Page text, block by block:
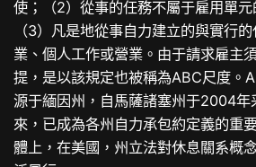
使；（2）從事的任務不屬于雇用單元
（3）凡是地從事自力建立的與實行
業、個人工作或營業。由于請求雇主
提，是以該規定也被稱為ABC尺度。
源于緬因州，自馬薩諸塞州于2004年
來，已成為各州自力承包約定義的重
體上，在美國，州立法對休息關系概